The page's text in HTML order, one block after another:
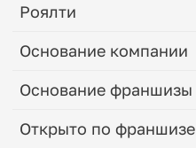
Роялти
Основание компании
Основание франшизы
Открыто по франшизе